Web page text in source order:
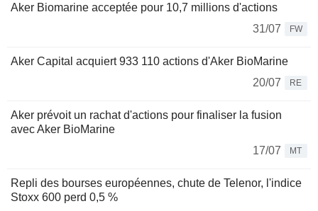
Aker Biomarine acceptée pour 10,7 millions d'actions
31/07
FW
Aker Capital acquiert 933 110 actions d'Aker BioMarine
20/07
RE
Aker prévoit un rachat d'actions pour finaliser la fusion
avec Aker BioMarine
17/07
MT
Repli des bourses européennes, chute de Telenor, l'indice
Stoxx 600 perd 0,5 %